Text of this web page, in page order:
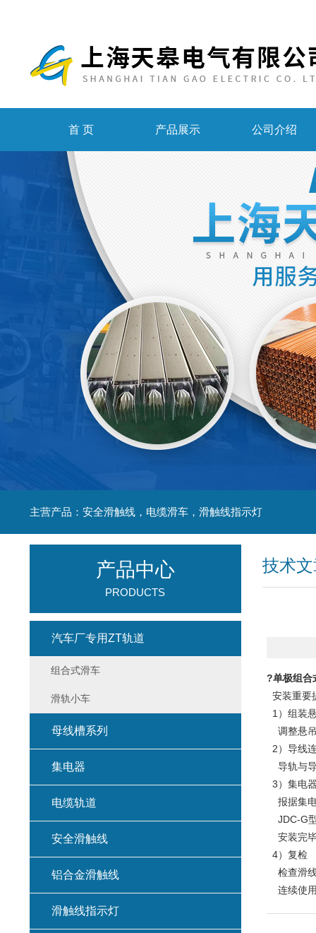
首 页 产品展示 公司介绍
主营产品：安全滑触线，电缆滑车，滑触线指示灯
技术
?单极组合
安装重要
1）组装
调整悬吊
2）导线
导轨与导
3）集电
报据集电
JDC-G型
安装完毕
4）复检
检查滑线
连续使用
产品中心
PRODUCTS
汽车厂专用ZT轨道
组合式滑车
滑轨小车
母线槽系列
集电器
电缆轨道
安全滑触线
铝合金滑触线
滑触线指示灯